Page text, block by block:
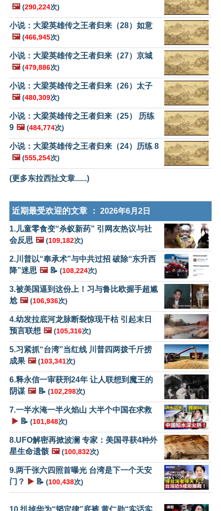
🖼️ (290,224次)
小说：大梁英雄传之王者归来（28）如意
🖼️ (466,945次)
小说：大梁英雄传之王者归来（27）京城
🖼️ (479,886次)
小说：大梁英雄传之王者归来（26）太子
🖼️ (480,309次)
小说：大梁英雄传之王者归来（25） 历练
9 🖼️ (484,774次)
小说：大梁英雄传之王者归来（24）历练 8
🖼️ (555,254次)
(更多东拉西扯文章......)
近期最受欢迎的文章 ： 2026年6月2日
1.儿童零食变“杀蚁新药” 引网友热议与社
会反思 🖼️ (109,182次)
2.川普以“奉承术”与中共过招 破除“东升西
降”迷思 🖼️📝 (108,224次)
3.被美国逼到这份上！习与鲁比欧握手超尴
尬 🖼️ (106,936次)
4.幼发拉底河龙脉断裂惊现干枯 引起末日
预言联想 🖼️ (105,316次)
5.习紧抓“台湾”当红线 川普四两拨千斤捞
成果 🖼️ (103,341次)
6.释永信一审获刑24年 让人联想到魔王的
阴谋 🖼️📝 (102,298次)
7.一半水淹一半火焰山 大半个中国在求救
▶️ 📝 (101,848次)
8.UFO解密再掀波澜 专家：美国寻获4种外
星生命遗骸 🖼️ (100,832次)
9.两千张六四照首曝光 台湾是下一个天安
门？
▶️ 📝 (100,438次)
10.扒掉华为“韬定律”底裤 黄仁勋“实话实